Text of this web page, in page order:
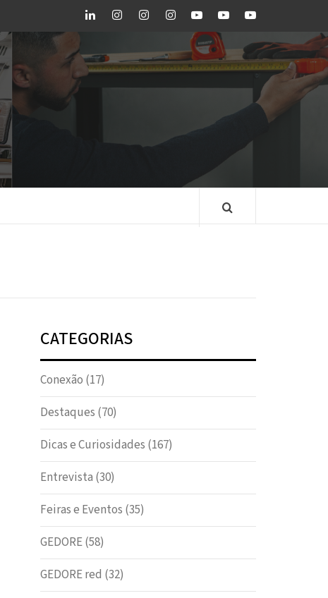
LinkedInInstagramInstagram
red
Instagram
ROBUST
Youtube
GEDORE
Youtube
GEDORE
red
Youtube
ROBUST
BLOG GEDORE
BRASIL
CATEGORIAS
Conexão (17)
Destaques (70)
Dicas e Curiosidades (167)
Entrevista (30)
Feiras e Eventos (35)
GEDORE(58)
GEDORE red (32)